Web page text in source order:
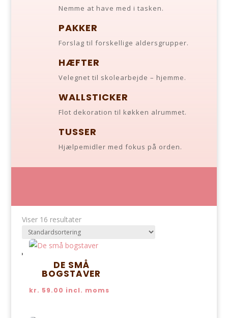
Nemme at have med i tasken.
PAKKER
Forslag til forskellige aldersgrupper.
HÆFTER
Velegnet til skolearbejde – hjemme.
WALLSTICKER
Flot dekoration til køkken alrummet.
TUSSER
Hjælpemidler med fokus på orden.
Viser 16 resultater
DE SMÅ
BOGSTAVER
kr. 59.00 incl. moms